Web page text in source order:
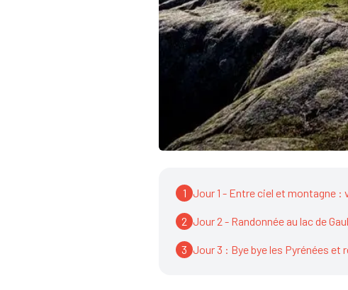
1 Jour 1 - Entre ciel et montagne :
2 Jour 2 - Randonnée au lac de
3 Jour 3 : Bye bye les Pyrénées et